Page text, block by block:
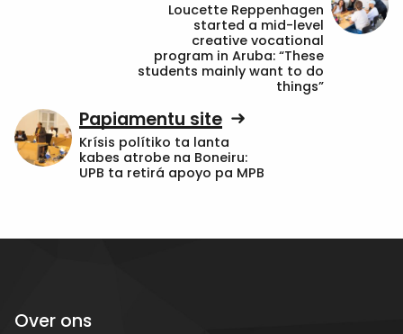
Loucette Reppenhagen
started a mid-level
creative vocational
program in Aruba: “These
students mainly want to do
things”
Papiamentu site
Krísis polítiko ta lanta
kabes atrobe na Boneiru:
UPB ta retirá apoyo pa MPB
Over ons